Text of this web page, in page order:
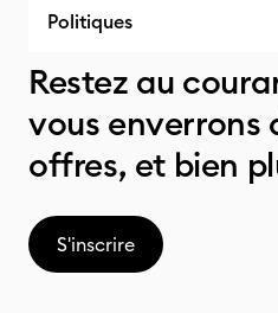
Politiques
Restez au
vous enverrons
offres, et bien
S'inscrire